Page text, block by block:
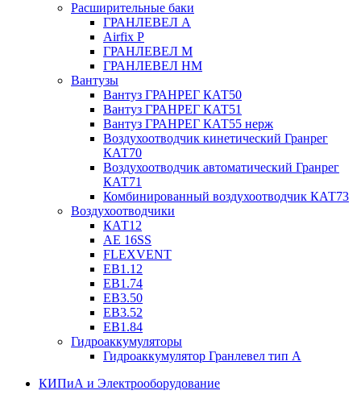
Расширительные баки
ГРАНЛЕВЕЛ А
Airfix P
ГРАНЛЕВЕЛ М
ГРАНЛЕВЕЛ НМ
Вантузы
Вантуз ГРАНРЕГ КАТ50
Вантуз ГРАНРЕГ КАТ51
Вантуз ГРАНРЕГ КАТ55 нерж
Воздухоотводчик кинетический Гранрег
КАТ70
Воздухоотводчик автоматический Гранрег
КАТ71
Комбинированный воздухоотводчик КАТ73
Воздухоотводчики
КАТ12
AE 16SS
FLEXVENT
EB1.12
EB1.74
EB3.50
EB3.52
EB1.84
Гидроаккумуляторы
Гидроаккумулятор Гранлевел тип А
КИПиА и Электрооборудование